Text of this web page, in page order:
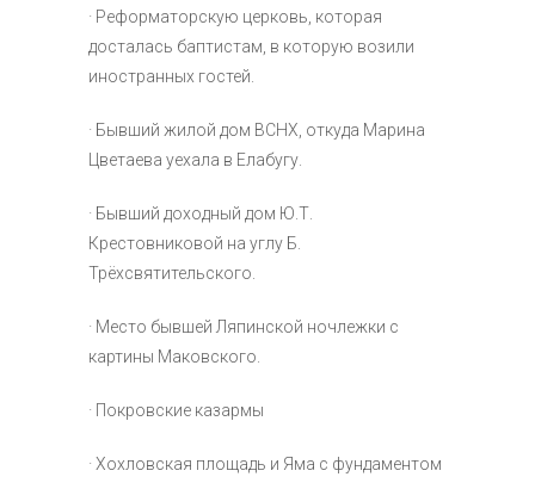
· Реформаторскую церковь, которая
досталась баптистам, в которую возили
иностранных гостей.
· Бывший жилой дом ВСНХ, откуда Марина
Цветаева уехала в Елабугу.
· Бывший доходный дом Ю.Т.
Крестовниковой на углу Б.
Трёхсвятительского.
· Место бывшей Ляпинской ночлежки с
картины Маковского.
· Покровские казармы
· Хохловская площадь и Яма с фундаментом